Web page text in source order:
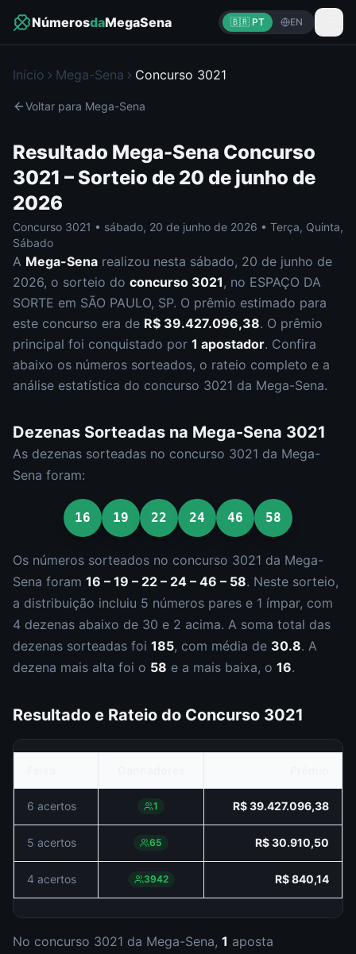
NúmerosdaMegaSena 🇧🇷 PT EN
Início Mega-Sena Concurso 3021
Voltar para Mega-Sena
Resultado Mega-Sena Concurso
3021 – Sorteio de 20 de junho de
2026
Concurso 3021 • sábado, 20 de junho de 2026 • Terça, Quinta,
Sábado
A Mega-Sena realizou nesta sábado, 20 de junho de
2026, o sorteio do concurso 3021, no ESPAÇO DA
SORTE em SÃO PAULO, SP. O prêmio estimado para
este concurso era de R$ 39.427.096,38. O prêmio
principal foi conquistado por 1 apostador. Confira
abaixo os números sorteados, o rateio completo e a
análise estatística do concurso 3021 da Mega-Sena.
Dezenas Sorteadas na Mega-Sena 3021
As dezenas sorteadas no concurso 3021 da Mega-
Sena foram:
16 19 22 24 46 58
Os números sorteados no concurso 3021 da Mega-
Sena foram 16 – 19 – 22 – 24 – 46 – 58. Neste sorteio,
a distribuição incluiu 5 números pares e 1 ímpar, com
4 dezenas abaixo de 30 e 2 acima. A soma total das
dezenas sorteadas foi 185, com média de 30.8. A
dezena mais alta foi o 58 e a mais baixa, o 16.
Resultado e Rateio do Concurso 3021
6 acertos 1 R$ 39.427.096,38
5 acertos 65 R$ 30.910,50
4 acertos 3942 R$ 840,14
No concurso 3021 da Mega-Sena, 1 aposta